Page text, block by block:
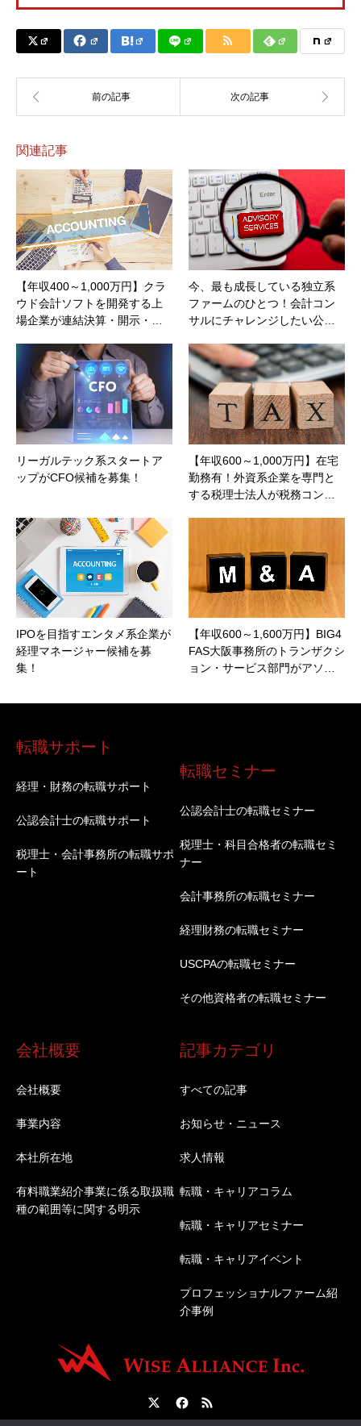
関連記事
【年収400～1,000万円】クラ
ウド会計ソフトを開発する上
場企業が連結決算・開示・…
今、最も成長している独立系
ファームのひとつ！会計コン
サルにチャレンジしたい公…
リーガルテック系スタートア
ップがCFO候補を募集！
【年収600～1,000万円】在宅
勤務有！外資系企業を専門と
する税理士法人が税務コン…
IPOを目指すエンタメ系企業が
経理マネージャー候補を募
集！
【年収600～1,600万円】BIG4
FAS大阪事務所のトランザクシ
ョン・サービス部門がアソ…
転職サポート
経理・財務の転職サポート
公認会計士の転職サポート
税理士・会計事務所の転職サポ
ート
転職セミナー
公認会計士の転職セミナー
税理士・科目合格者の転職セミ
ナー
会計事務所の転職セミナー
経理財務の転職セミナー
USCPAの転職セミナー
その他資格者の転職セミナー
会社概要
会社概要
事業内容
本社所在地
有料職業紹介事業に係る取扱職
種の範囲等に関する明示
記事カテゴリ
すべての記事
お知らせ・ニュース
求人情報
転職・キャリアコラム
転職・キャリアセミナー
転職・キャリアイベント
プロフェッショナルファーム紹
介事例